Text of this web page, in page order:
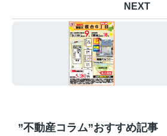
NEXT
”不動産コラム”おすすめ記事